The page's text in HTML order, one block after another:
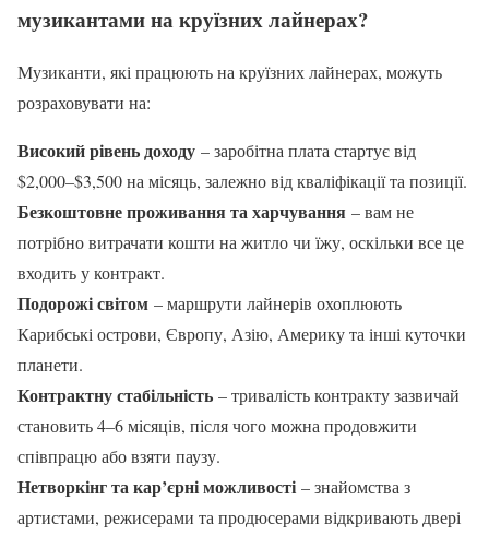
музикантами на круїзних лайнерах?
Музиканти, які працюють на круїзних лайнерах, можуть
розраховувати на:
Високий рівень доходу – заробітна плата стартує від
$2,000–$3,500 на місяць, залежно від кваліфікації та позиції.
Безкоштовне проживання та харчування – вам не
потрібно витрачати кошти на житло чи їжу, оскільки все це
входить у контракт.
Подорожі світом – маршрути лайнерів охоплюють
Карибські острови, Європу, Азію, Америку та інші куточки
планети.
Контрактну стабільність – тривалість контракту зазвичай
становить 4–6 місяців, після чого можна продовжити
співпрацю або взяти паузу.
Нетворкінг та кар’єрні можливості– знайомства з
артистами, режисерами та продюсерами відкривають двері